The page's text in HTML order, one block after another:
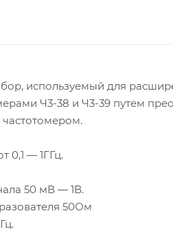
используемый для
Ч3-38 и Ч3-39 путем
0,1 — 1ГГц.
50 мВ — 1В.
50Ом